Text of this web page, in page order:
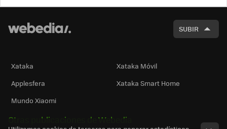
SUBIR
Xataka
Xataka Móvil
Applesfera
Xataka Smart Home
Mundo Xiaomi
Otras publicaciones de Webedia